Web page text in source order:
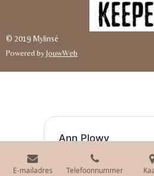
© 2019 Mylinsé
Powered byJouwWeb
E-mailadres Telefoonnummer